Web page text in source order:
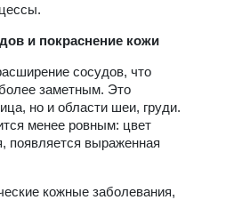
и покраснение кожи
сосудов, что
заметным. Это
но и области шеи, груди.
менее ровным: цвет
появляется выраженная
кожные заболевания,